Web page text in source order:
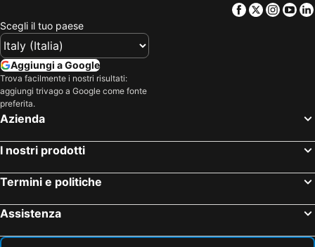
Facebook
Twitter
Scegli il tuo paese
Aggiungi a Google
Trova facilmente i nostri risultati:
aggiungi trivago a Google come fonte
preferita.
Azienda
I nostri prodotti
Termini e politiche
Assistenza